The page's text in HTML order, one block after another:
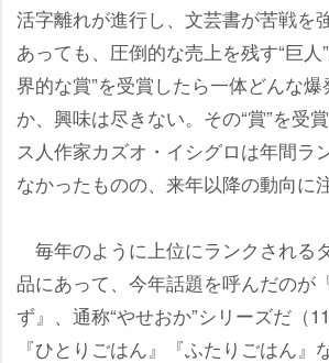
活字離れが進行し、文芸書が苦戦を
あっても、圧倒的な売上を残す“巨人
界的な賞”を受賞したら一体どんな
か、興味は尽きない。その“賞”を受
ス人作家カズオ・イシグロは年間ラ
なかったものの、来年以降の動向に
毎年のように上位にランクされる
品にあって、今年話題を呼んだのが
ず』、通称“やせおか”シリーズだ（11
『ひとりごはん』『ふたりごはん』